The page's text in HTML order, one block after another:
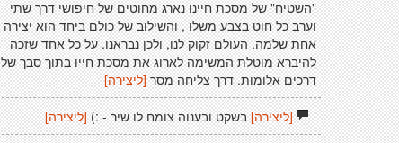
"השטיח" של מסכת חיינו נארג מחוטים של חיפושי דרך שתי
וערב כל חוט בצבע משלו , והשילוב של כולם ביחד הוא יצירה
אחת שלמה. העולם זקוק לנו, ולכן נבראנו. על כל אחד שזכה
להיברא מוטלת המשימה לארוג את מסכת חייו בתוך סבך של
דרכים אלומות. דרך צליחה מסר [ליצירה]
[ליצירה]בשקט ובענוה צומח לו שיר - :) [ליצירה]